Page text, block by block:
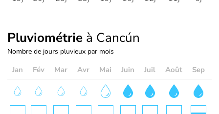
Pluviométrie à Cancún
Nombre de jours pluvieux par mois
Jan Fév Mar Avr Mai Juin Juil Août Sep